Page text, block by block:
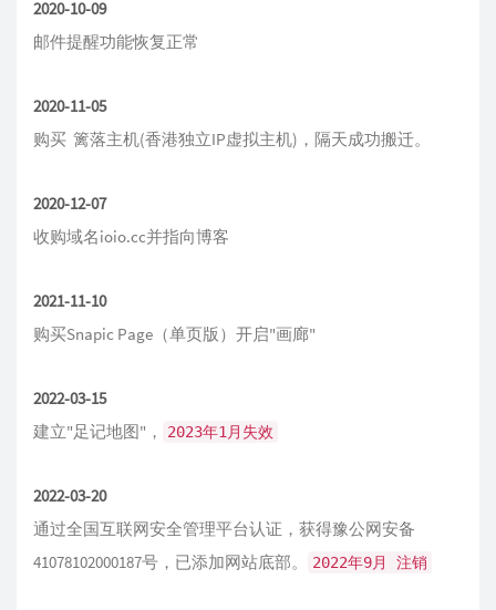
2020-10-09
邮件提醒功能恢复正常
2020-11-05
购买 篱落主机(香港独立IP虚拟主机)，隔天成功搬迁。
2020-12-07
收购域名ioio.cc并指向博客
2021-11-10
购买Snapic Page（单页版）开启"画廊"
2022-03-15
建立"足记地图"，
2023年1月失效
2022-03-20
通过全国互联网安全管理平台认证，获得豫公网安备
41078102000187号，已添加网站底部。
2022年9月 注销